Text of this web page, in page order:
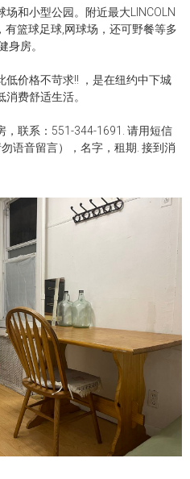
和小型公园。附近最大LINCOLN
篮球足球,网球场，还可野餐等多
身房。
价格不苛求!! ，是在纽约中下城
费舒适生活。
，联系：551-344-1691. 请用短信
语音留言），名字，租期. 接到消